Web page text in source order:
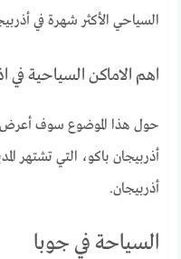
السياحي الأكثر شهرة في
اهم الاماكن السياحية في
حول هذا الموضوع سوف أعرض
أذربيجان باكو، التي تشتهر
أذربيجان.
السياحة في جوبا